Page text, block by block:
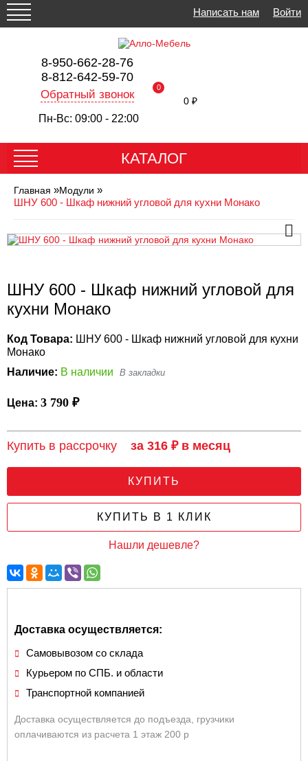
Написать нам Войти
8-950-662-28-76
8-812-642-59-70
Обратный звонок
Пн-Вс: 09:00 - 22:00
0
0 ₽
КАТАЛОГ
Главная »Модули »
ШНУ 600 - Шкаф нижний угловой для кухни Монако
ШНУ 600 - Шкаф нижний угловой для
кухни Монако
Код Товара: ШНУ 600 - Шкаф нижний угловой для кухни
Монако
Наличие: В наличии
Цена: 3 790 ₽
Купить в рассрочку за 316 ₽ в месяц
КУПИТЬ
КУПИТЬ В 1 КЛИК
Нашли дешевле?
Доставка осуществляется:
Самовывозом со склада
Курьером по СПБ. и области
Транспортной компанией
Доставка осуществляется до подъезда, грузчики
оплачиваются из расчета 1 этаж 200 р